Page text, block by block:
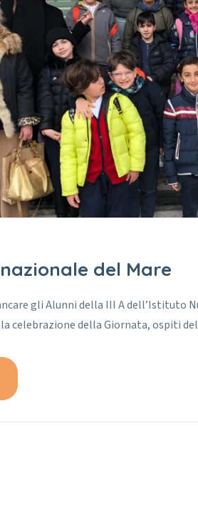
del Mare
gli Alunni della III A dell’Istituto
celebrazione della Giornata, ospiti